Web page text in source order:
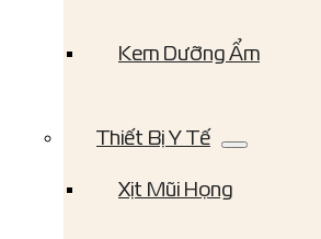
Kem Dưỡng Ẩm
Thiết Bị Y Tế
Xịt Mũi Họng